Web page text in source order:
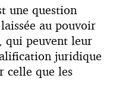
une question
au pouvoir
qui peuvent leur
juridique
celle que les